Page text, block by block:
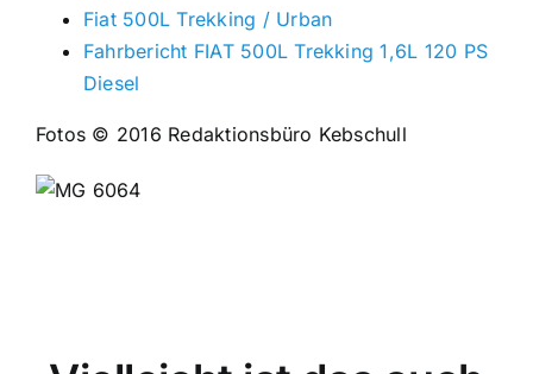
Fiat 500L Trekking / Urban
Fahrbericht FIAT 500L Trekking 1,6L 120 PS
Diesel
Fotos © 2016 Redaktionsbüro Kebschull